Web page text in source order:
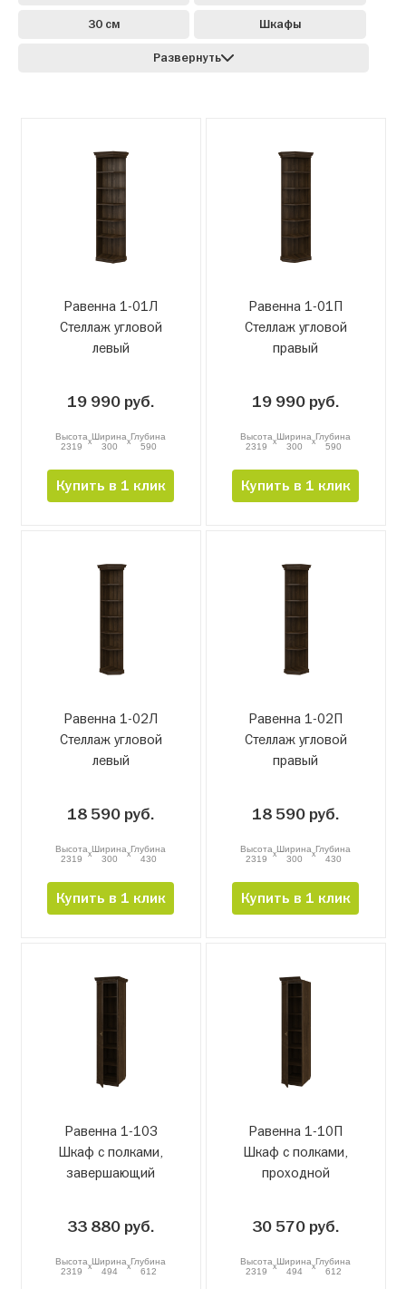
30 см Шкафы
Развернуть
Равенна 1-01Л
Стеллаж угловой
левый
19 990 руб.
Высота
2319
xШирина
300
xГлубина
590
Купить в 1 клик
Равенна 1-01П
Стеллаж угловой
правый
19 990 руб.
Высота
2319
xШирина
300
xГлубина
590
Купить в 1 клик
Равенна 1-02Л
Стеллаж угловой
левый
18 590 руб.
Высота
2319
xШирина
300
xГлубина
430
Купить в 1 клик
Равенна 1-02П
Стеллаж угловой
правый
18 590 руб.
Высота
2319
xШирина
300
xГлубина
430
Купить в 1 клик
Равенна 1-10З
Шкаф с полками,
завершающий
33 880 руб.
Высота
2319
xШирина
494
xГлубина
612
Равенна 1-10П
Шкаф с полками,
проходной
30 570 руб.
Высота
2319
xШирина
494
xГлубина
612